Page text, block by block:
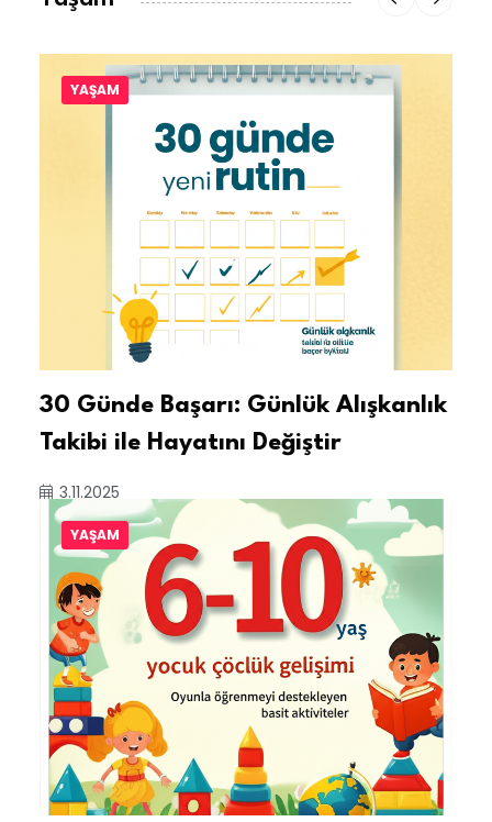
YAŞAM
30 Günde Başarı: Günlük Alışkanlık
Takibi ile Hayatını Değiştir
3.11.2025
YAŞAM